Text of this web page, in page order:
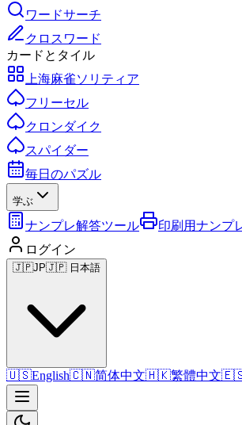
ワードサーチ
クロスワード
カードとタイル
上海麻雀ソリティア
フリーセル
クロンダイク
スパイダー
毎日のパズル
学ぶ
ナンプレ解答ツール 印刷用ナンプ
ログイン
🇯🇵JP🇯🇵 日本語
🇺🇸English🇨🇳简体中文🇭🇰繁體中文